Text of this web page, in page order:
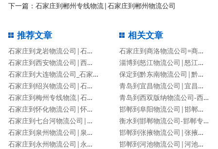
下一篇：石家庄到郴州专线物流|石家庄到郴州物流公司
推荐文章
石家庄到龙岩物流公司|石家庄到龙岩物流专线
石家庄到西安物流公司|西安专线
石家庄到大连物流公司_石家庄到大连物流专线
石家庄到绍兴物流公司|石家庄到绍兴物流专线
石家庄到梅州专线物流|石家庄到梅州物流公司
石家庄到怀化物流公司|怀化专线
石家庄到七台河物流公司|石家庄到七台河物流专线
石家庄到泉州物流公司|泉州专线
石家庄到永州物流公司|永州专线
相关文章
石家庄到商洛物流公司=商洛专线
淄博到怒江物流公司|怒江专线
保定到黔东南物流公司|黔东南专线
青岛到宜昌物流公司|宜昌专线
青岛到西双版纳物流公司-西双版纳专线
邯郸到阜阳物流公司|邯郸到阜阳物流专线
衡水到邯郸物流公司-邯郸专线
邯郸到张掖物流公司|张掖专线
邯郸到河池物流公司|河池专线